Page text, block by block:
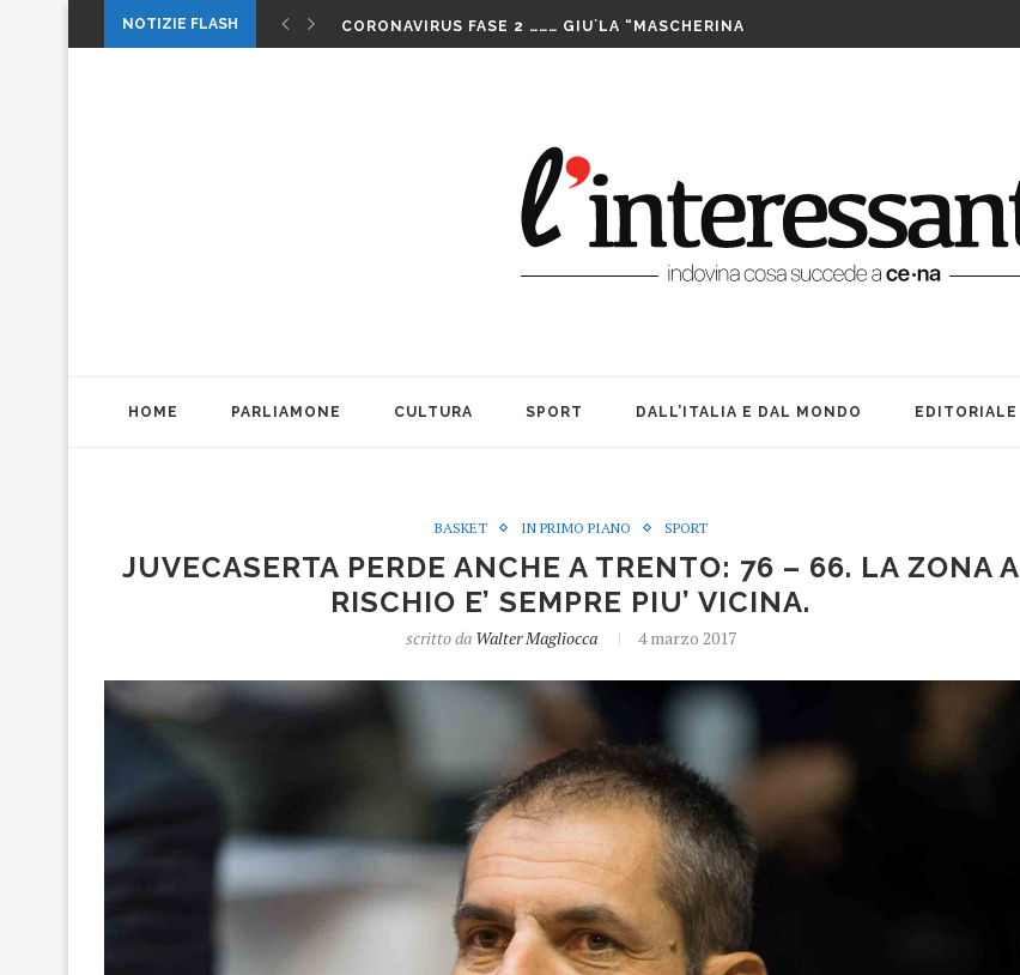
NOTIZIE FLASH
CORONAVIRUS FASE 2 ……… GIU`LA “MASCHERINA
LA MUSICA DELLA GATTA CENERENTOLA COME PASS PER...
DA CONSUMARCI PREFERIBILMENTE DOPO MORTI: OFFICINA TEATRO INCANTA...
VALERIO BIANCHINI E LE SUE … BOMBE. AMARCORD...
CASO WEINSTEIN. DITE ALLE DONNE CHE NON SIAMO...
THE ALIENS AD OFFICINA TEATRO: VITA, AMICIZIA ED...
1 MAGGIO: FESTA O…. LUTTO. UNA FESTA BEN...
HOME PARLIAMONE CULTURA SPORT DALL’ITALIA E DAL MONDO EDITORIALE
BASKET IN PRIMO PIANO SPORT
JUVECASERTA PERDE ANCHE A TRENTO: 76 – 66. LA ZONA A
RISCHIO E’ SEMPRE PIU’ VICINA.
scritto da Walter Magliocca 4 marzo 2017